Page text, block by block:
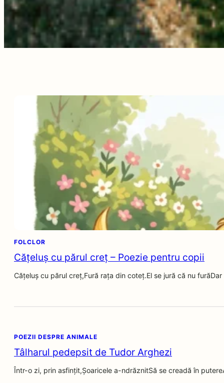
FOLCLOR
Cățeluș cu părul creț – Poezie pentru copii
Cățeluș cu părul creț,Fură rața din coteț.El se jură că nu
POEZII DESPRE ANIMALE
Tâlharul pedepsit de Tudor Arghezi
Într-o zi, prin asfințit,Șoaricele a-ndrăznitSă se creadă în